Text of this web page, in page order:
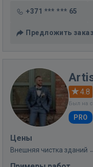
+371 *** *** 65
Предложить заказ
4.8
Был на
PRO
Цены
Внешняя чистка зданий